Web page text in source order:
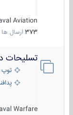
Naval Aviation
373 ارسال ها
تسلیحات
توپ
Naval Warfare